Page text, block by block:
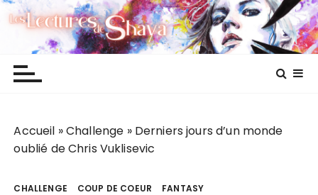
P
Les lectures de Shaya
Accueil »Challenge » Derniers jours d’un monde
oublié de Chris Vuklisevic
CHALLENGE COUP DE COEUR
FANTASY